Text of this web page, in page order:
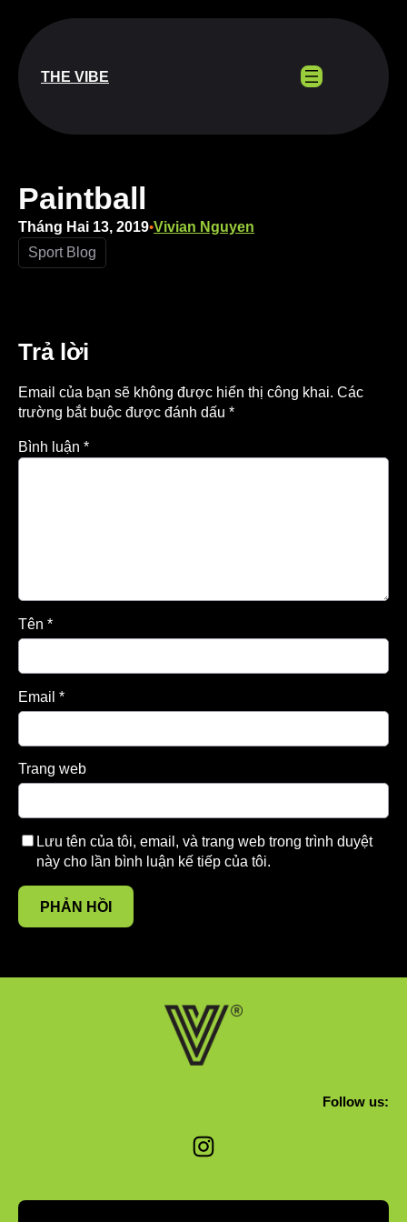
phần
dung
THE VIBE
Paintball
Tháng Hai 13, 2019•Vivian Nguyen
Sport Blog
Trả lời
Email của bạn sẽ không được hiển thị công khai. Các
trường bắt buộc được đánh dấu *
Bình luận *
Tên *
Email *
Trang web
Lưu tên của tôi, email, và trang web trong trình duyệt
này cho lần bình luận kế tiếp của tôi.
Follow us:
Instagram